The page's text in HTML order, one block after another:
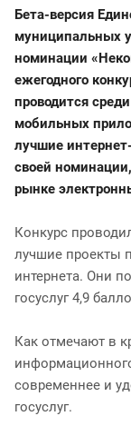
Бета-версия
муниципальных
номинации
ежегодного
проводится
мобильных
лучшие
своей
рынке
Конкурс
лучшие проекты
интернета. Они
госуслуг 4,9
Как отмечают в
современнее и
госуслуг.